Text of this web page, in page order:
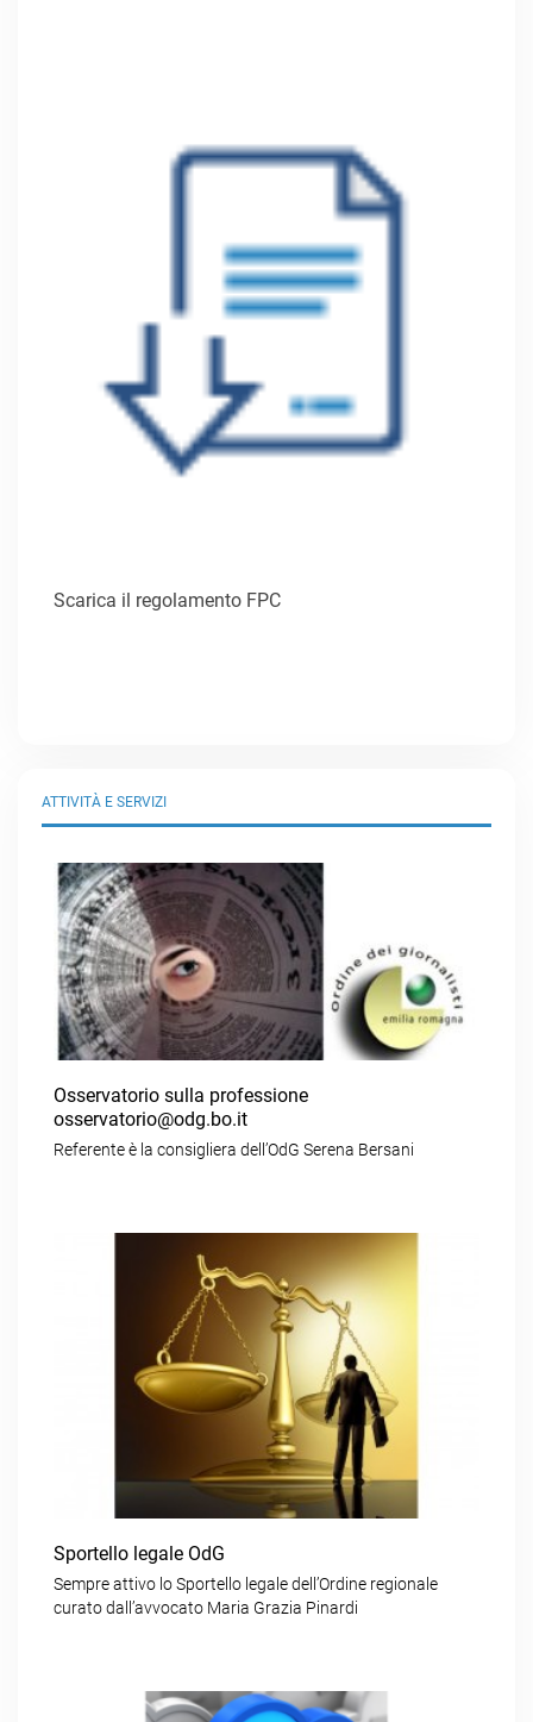
Scarica il regolamento FPC
ATTIVITÀ E SERVIZI
Osservatorio sulla professione
osservatorio@odg.bo.it
Referente è la consigliera dell’OdG Serena Bersani
Sportello legale OdG
Sempre attivo lo Sportello legale dell’Ordine regionale
curato dall’avvocato Maria Grazia Pinardi